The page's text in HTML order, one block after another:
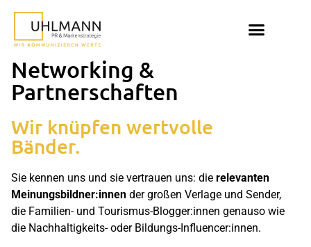
Networking &
Partnerschaften
Wir knüpfen wertvolle
Bänder.
Sie kennen uns und sie vertrauen uns: die relevanten
Meinungsbildner:innen der großen Verlage und Sender,
die Familien- und Tourismus-Blogger:innen genauso wie
die Nachhaltigkeits- oder Bildungs-Influencer:innen.